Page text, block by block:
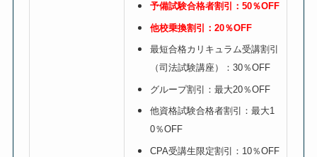
予備試験合格者割引：50％OFF
他校乗換割引：20％OFF
最短合格カリキュラム受講割引
（司法試験講座）：30％OFF
グループ割引：最大20％OFF
他資格試験合格者割引：最大1
0％OFF
CPA受講生限定割引：10％OFF